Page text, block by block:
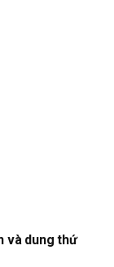
và dung thứ